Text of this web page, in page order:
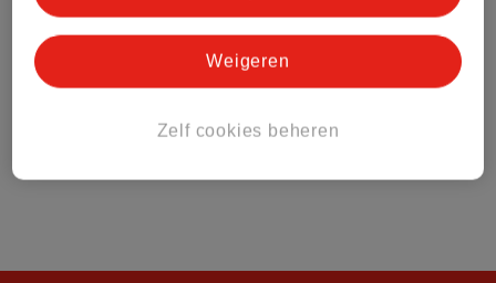
Zelf cookies beheren
Weigeren